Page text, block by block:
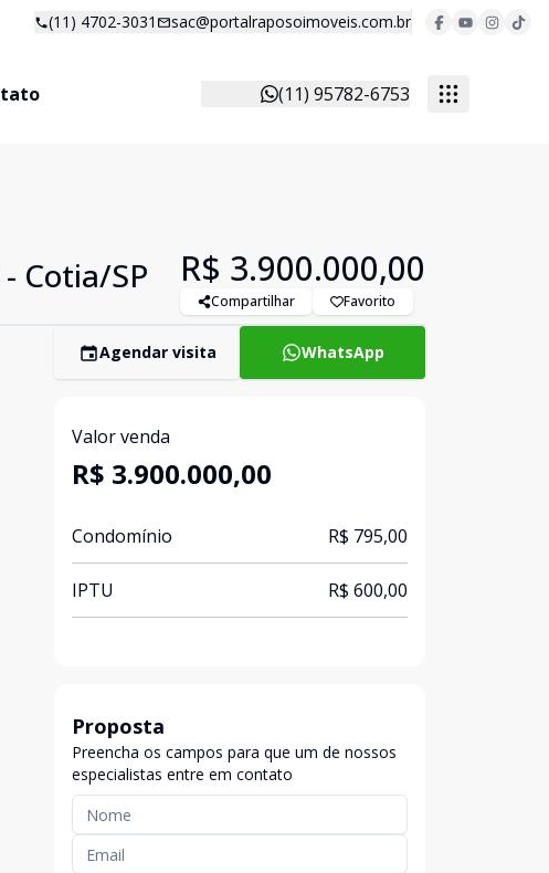
(11) 4702-3031 sac@portalraposoimoveis.com.br
(11) 95782-6753
Cotia/SP R$ 3.900.000,00
Compartilhar Favorito
Agendar visita WhatsApp
Valor venda
R$ 3.900.000,00
Condomínio R$ 795,00
IPTU R$ 600,00
Proposta
Preencha os campos para que um de nossos
especialistas entre em contato